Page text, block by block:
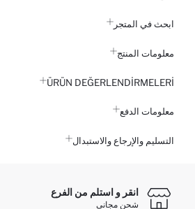
ابحث في المتجر
معلومات المنتج
ÜRÜN DEĞERLENDİRMELERİ
معلومات الدفع
التسليم والإرجاع والاستبدال
انقر و استلم من الفرع
شحن مجاني